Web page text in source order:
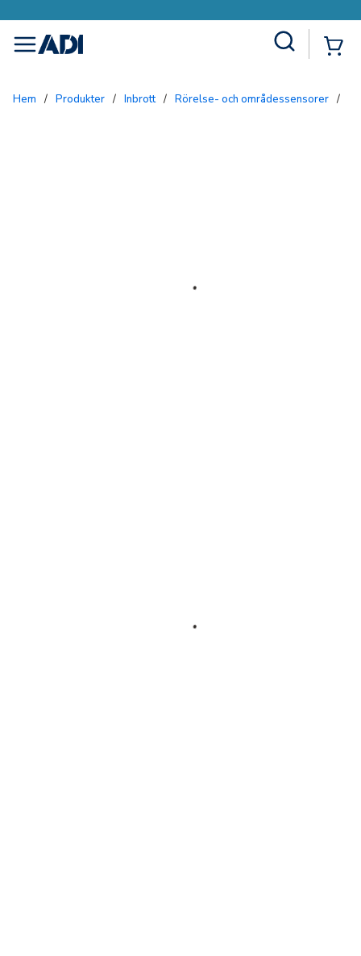
menu
Hem / Produkter / Inbrott / Rörelse- och områdessensorer /